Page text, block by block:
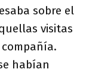
sobre el
visitas
habían